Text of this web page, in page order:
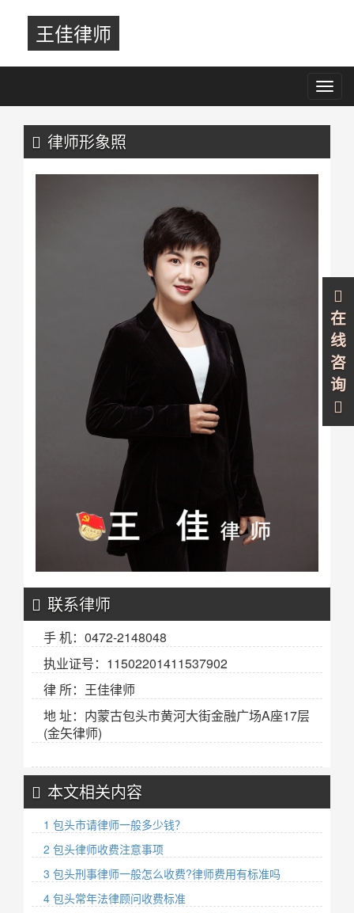
王佳律师
律师形象照
联系律师
手 机：0472-2148048
执业证号：11502201411537902
律 所：王佳律师
地 址：内蒙古包头市黄河大街金融广场A座17层
(金矢律师)
本文相关内容
1 包头市请律师一般多少钱？
2 包头律师收费注意事项
3 包头刑事律师一般怎么收费?律师费用有标准吗
4 包头常年法律顾问收费标准
在
线
咨
询